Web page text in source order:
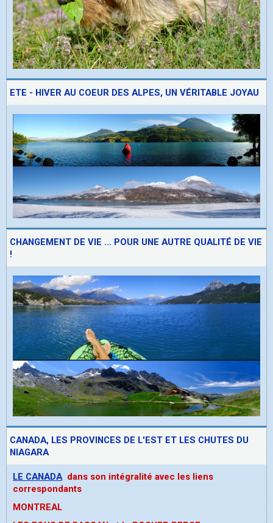
ETE - HIVER AU COEUR DES ALPES, UN VÉRITABLE JOYAU
CHANGEMENT DE VIE ... POUR UNE AUTRE QUALITÉ DE VIE
!
CANADA, LES PROVINCES DE L'EST ET LES CHUTES DU
NIAGARA
LE CANADA dans son intégralité avec les liens
correspondants
MONTREAL